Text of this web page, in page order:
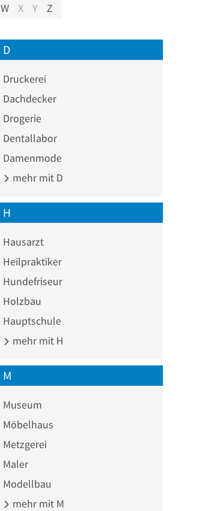
W X Y Z
D
Druckerei
Dachdecker
Drogerie
Dentallabor
Damenmode
mehr mit D
H
Hausarzt
Heilpraktiker
Hundefriseur
Holzbau
Hauptschule
mehr mit H
M
Museum
Möbelhaus
Metzgerei
Maler
Modellbau
mehr mit M